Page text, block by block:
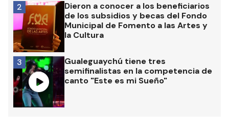
Dieron a conocer a los beneficiarios
de los subsidios y becas del Fondo
Municipal de Fomento a las Artes y
la Cultura
2
Gualeguaychú tiene tres
semifinalistas en la competencia de
canto "Este es mi Sueño"
3